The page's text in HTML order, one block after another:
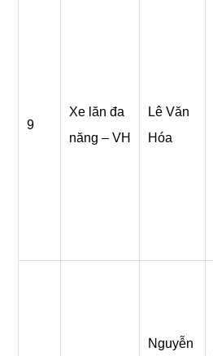
9
Xe lăn đa
năng – VH
Lê Văn
Hóa
Nguyễn